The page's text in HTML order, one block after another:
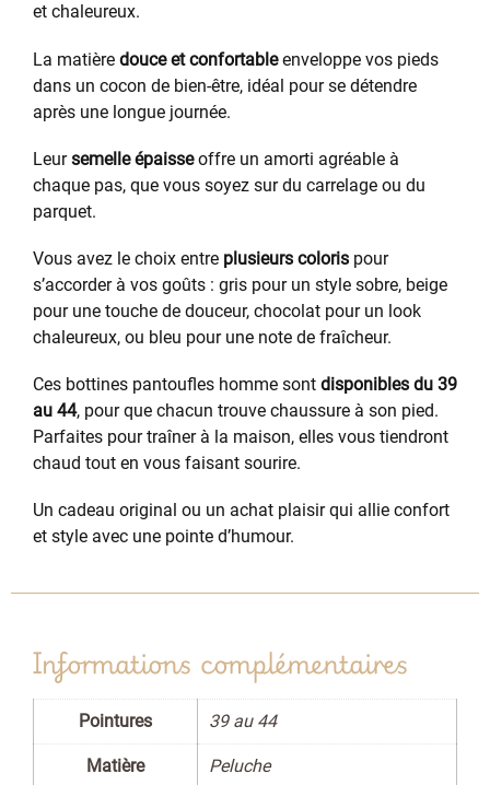
et chaleureux.
La matière douce et confortableenveloppe vos pieds
dans un cocon de bien-être, idéal pour se détendre
après une longue journée.
Leursemelle épaisseoffre un amorti agréable à
chaque pas, que vous soyez sur du carrelage ou du
parquet.
Vous avez le choix entre plusieurs coloris pour
s’accorder à vos goûts : gris pour un style sobre, beige
pour une touche de douceur, chocolat pour un look
chaleureux, ou bleu pour une note de fraîcheur.
Ces bottines pantoufles homme sont disponibles du 39
au 44, pour que chacun trouve chaussure à son pied.
Parfaites pour traîner à la maison, elles vous tiendront
chaud tout en vous faisant sourire.
Un cadeau original ou un achat plaisir qui allie confort
et style avec une pointe d’humour.
Informations complémentaires
Pointures 39 au 44
Matière Peluche